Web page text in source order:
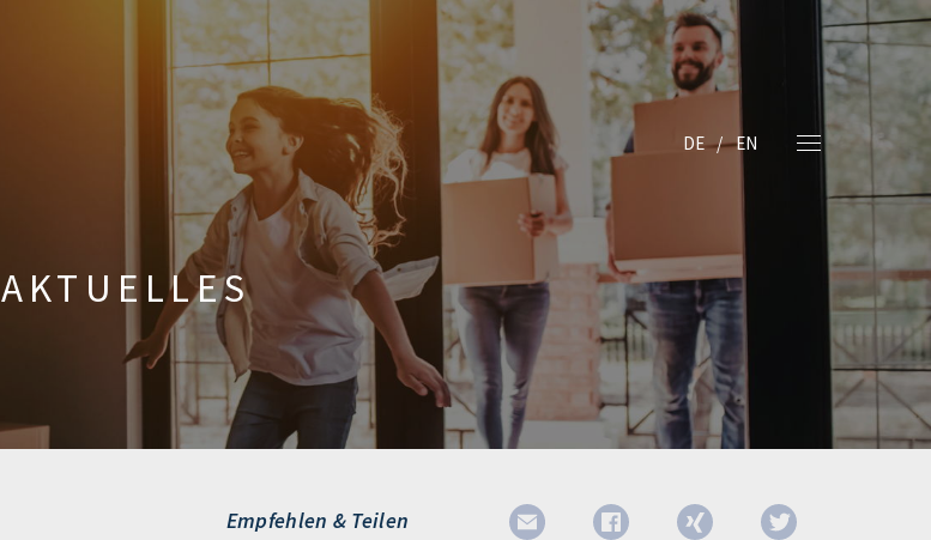
DE EN
AKTUELLES
Empfehlen & Teilen